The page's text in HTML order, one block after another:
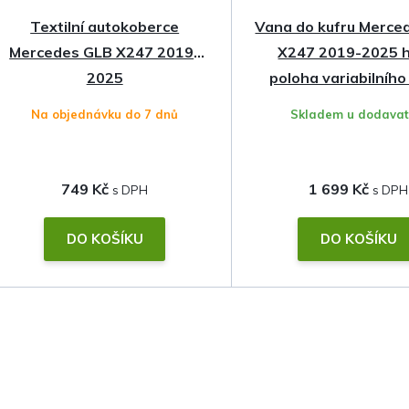
Textilní autokoberce
Mercedes GLB X247 2019-
2025
Na objednávku do 7 dnů
749 Kč
DO KOŠÍKU
Vana do kufru
X247 2019-2025
poloha variabilního
Skladem u
1 699 Kč
DO KOŠÍKU